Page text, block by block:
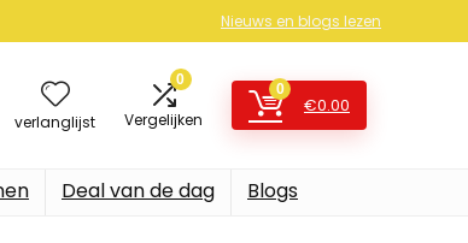
Nieuws en blogs lezen
verlanglijst
0
Vergelijken
0
€0.00
Deal van de dag Blogs